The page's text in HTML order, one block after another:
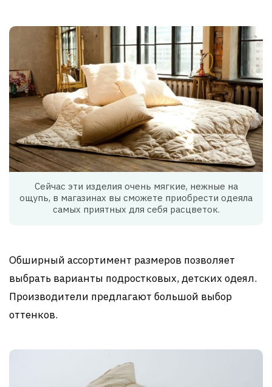
Сейчас эти изделия очень мягкие, нежные на
ощупь, в магазинах вы сможете приобрести одеяла
самых приятных для себя расцветок.
Обширный ассортимент размеров позволяет
выбрать варианты подростковых, детских одеял.
Производители предлагают большой выбор
оттенков.